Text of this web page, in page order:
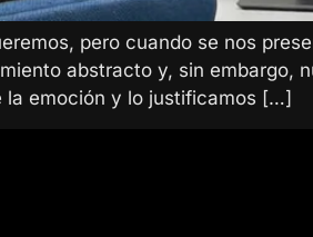
pero cuando se nos
abstracto y, sin embargo,
la emoción y lo justificamos […]